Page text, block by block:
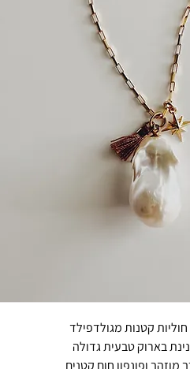
קטנות מגולדפילד
בארוק טבעית גדולה
מוזהב ופונפון חום קטנים